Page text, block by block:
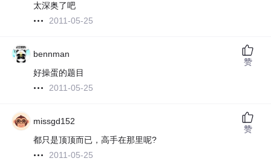
太深奥了吧
2011-05-25
bennman
好操蛋的题目
2011-05-25
赞
missgd152
都只是顶顶而已，高手在那里呢?
2011-05-25
赞